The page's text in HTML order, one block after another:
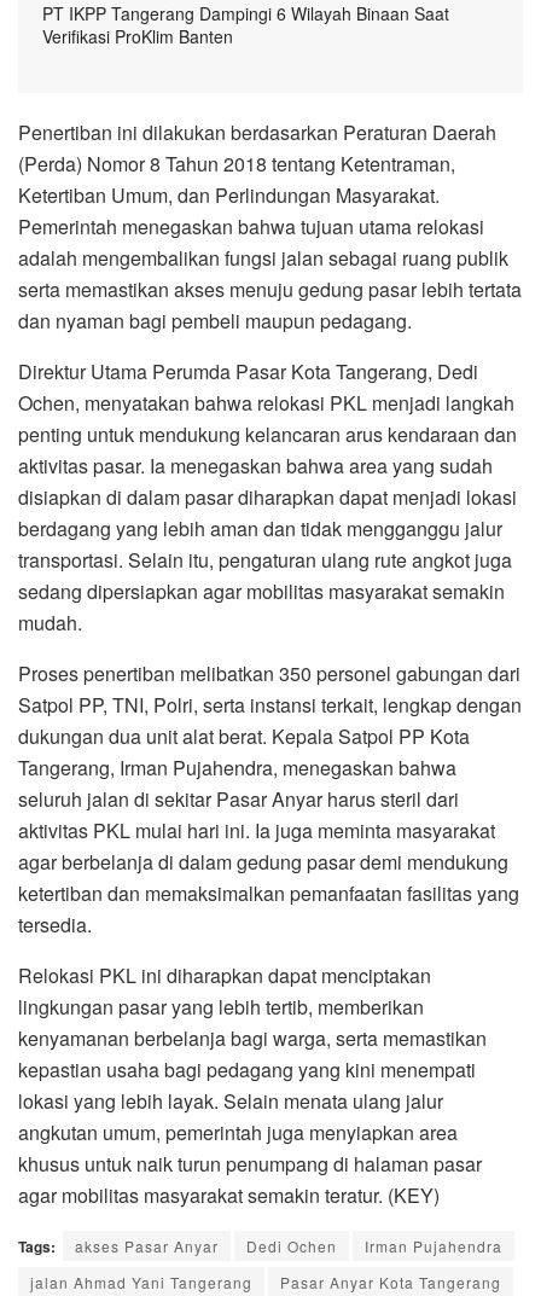
PT IKPP Tangerang Dampingi 6 Wilayah Binaan Saat
Verifikasi ProKlim Banten
Penertiban ini dilakukan berdasarkan Peraturan Daerah
(Perda) Nomor 8 Tahun 2018 tentang Ketentraman,
Ketertiban Umum, dan Perlindungan Masyarakat.
Pemerintah menegaskan bahwa tujuan utama relokasi
adalah mengembalikan fungsi jalan sebagai ruang publik
serta memastikan akses menuju gedung pasar lebih tertata
dan nyaman bagi pembeli maupun pedagang.
Direktur Utama Perumda Pasar Kota Tangerang, Dedi
Ochen, menyatakan bahwa relokasi PKL menjadi langkah
penting untuk mendukung kelancaran arus kendaraan dan
aktivitas pasar. Ia menegaskan bahwa area yang sudah
disiapkan di dalam pasar diharapkan dapat menjadi lokasi
berdagang yang lebih aman dan tidak mengganggu jalur
transportasi. Selain itu, pengaturan ulang rute angkot juga
sedang dipersiapkan agar mobilitas masyarakat semakin
mudah.
Proses penertiban melibatkan 350 personel gabungan dari
Satpol PP, TNI, Polri, serta instansi terkait, lengkap dengan
dukungan dua unit alat berat. Kepala Satpol PP Kota
Tangerang, Irman Pujahendra, menegaskan bahwa
seluruh jalan di sekitar Pasar Anyar harus steril dari
aktivitas PKL mulai hari ini. Ia juga meminta masyarakat
agar berbelanja di dalam gedung pasar demi mendukung
ketertiban dan memaksimalkan pemanfaatan fasilitas yang
tersedia.
Relokasi PKL ini diharapkan dapat menciptakan
lingkungan pasar yang lebih tertib, memberikan
kenyamanan berbelanja bagi warga, serta memastikan
kepastian usaha bagi pedagang yang kini menempati
lokasi yang lebih layak. Selain menata ulang jalur
angkutan umum, pemerintah juga menyiapkan area
khusus untuk naik turun penumpang di halaman pasar
agar mobilitas masyarakat semakin teratur. (KEY)
Tags: akses Pasar Anyar Dedi Ochen
Irman Pujahendra
jalan Ahmad Yani Tangerang
Pasar Anyar Kota Tangerang